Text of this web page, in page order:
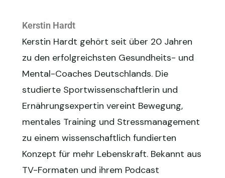
Kerstin Hardt
Kerstin Hardt gehört seit über 20 Jahren
zu den erfolgreichsten Gesundheits- und
Mental-Coaches Deutschlands. Die
studierte Sportwissenschaftlerin und
Ernährungsexpertin vereint Bewegung,
mentales Training und Stressmanagement
zu einem wissenschaftlich fundierten
Konzept für mehr Lebenskraft. Bekannt aus
TV-Formaten und ihrem Podcast